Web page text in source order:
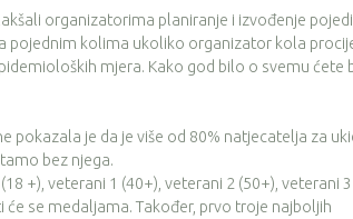
organizatorima planiranje i izvođenje
pojednim kolima ukoliko organizator kola
mjera. Kako god bilo o svemu ćete
je da je više od 80% natjecatelja za
bez njega.
+), veterani 1 (40+), veterani 2 (50+), veterani 3
se medaljama. Također, prvo troje najboljih